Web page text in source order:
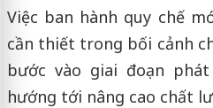
Việc ban hành quy chế
cần thiết trong bối cảnh
bước vào giai đoạn
hướng tới nâng cao chất